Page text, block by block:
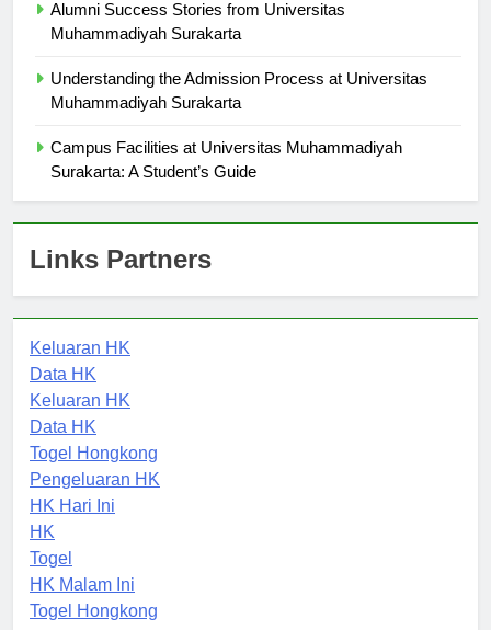
Alumni Success Stories from Universitas
Understanding the Admission Process at Universitas
Campus Facilities at Universitas Muhammadiyah
Links Partners
Keluaran HK
Data HK
Keluaran HK
Data HK
Togel Hongkong
Pengeluaran HK
HK Hari Ini
HK
Togel
HK Malam Ini